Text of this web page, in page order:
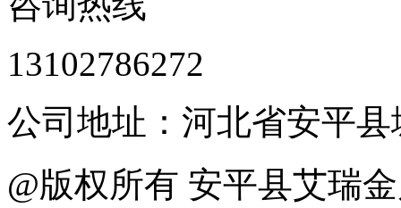
13102786272
公司地址：河北省安平
@版权所有 安平县艾瑞